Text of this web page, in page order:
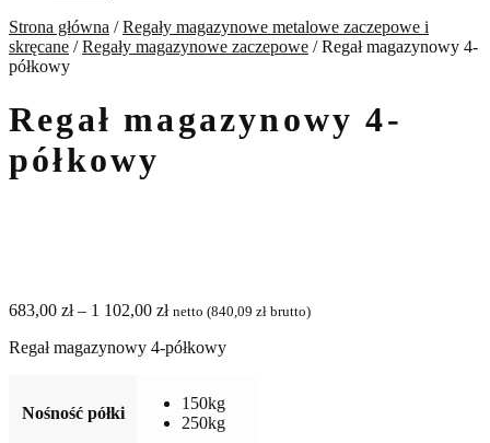
Strona główna /Regały magazynowe metalowe zaczepowe i
skręcane /Regały magazynowe zaczepowe /Regał magazynowy 4-
półkowy
Regał magazynowy 4-
półkowy
683,00 zł – 1 102,00 złZakres
od
1 102,00 zł
netto (840,09 zł brutto)
Regał magazynowy 4-półkowy
Nośność półki
150kg
250kg